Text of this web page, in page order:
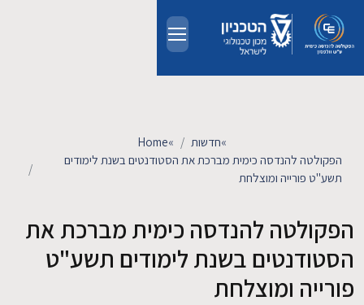
לימודים
מחקר
חדשות ואירועים
Home» חדשות»
הפקולטה להנדסה כימית מברכת את הסטודנטים בשנת לימודים
תשע"ט פורייה ומוצלחת
הפקולטה להנדסה כימית מברכת את
הסטודנטים בשנת לימודים תשע"ט
פורייה ומוצלחת